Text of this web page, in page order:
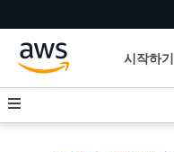
시작하기